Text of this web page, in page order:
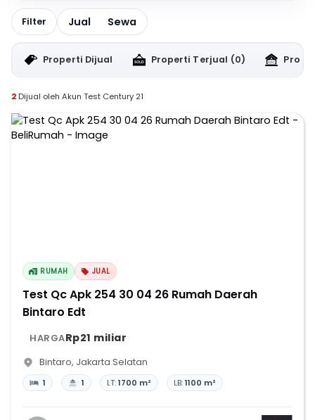
Filter Jual Sewa
Properti Dijual Properti Terjual (0)
2 Dijual oleh Akun Test Century 21
RUMAH JUAL
Test Qc Apk 254 30 04 26 Rumah Daerah
Bintaro Edt
HARGARp21 miliar
Bintaro, Jakarta Selatan
1 1 LT:1700 m² LB:1100 m²